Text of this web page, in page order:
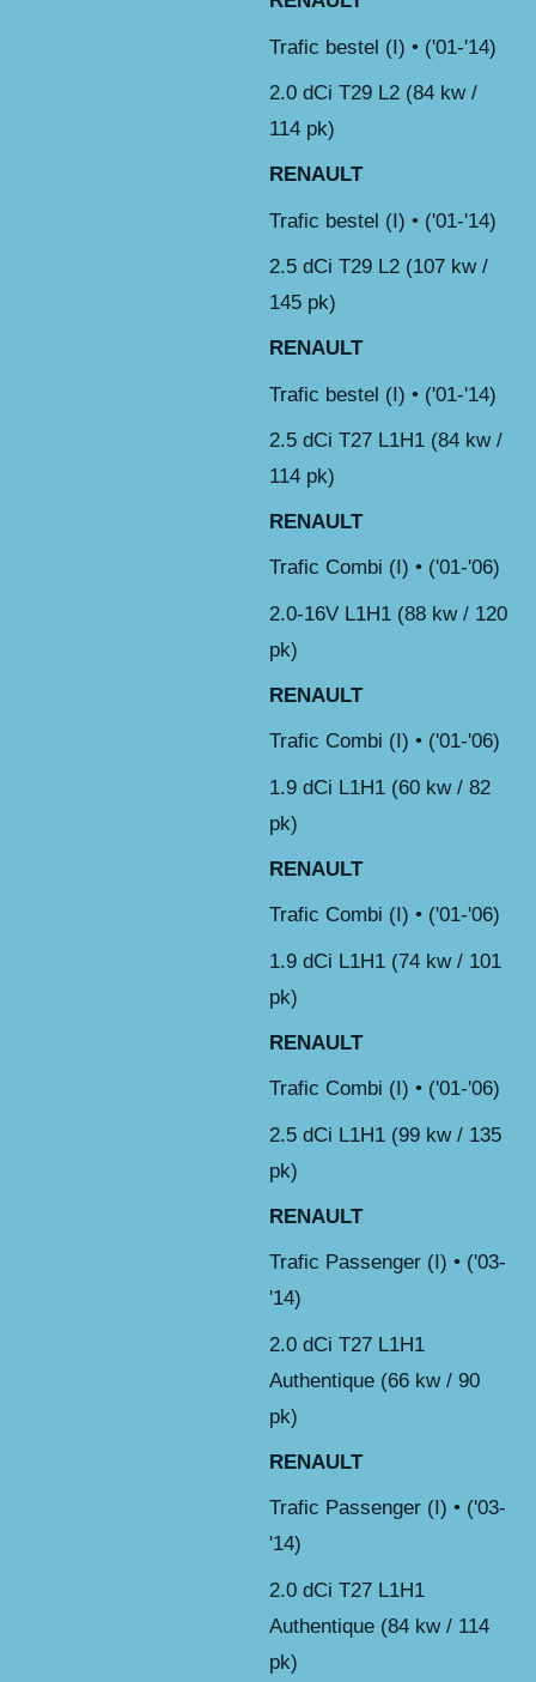
Trafic bestel (I) • ('01-'14)
2.0 dCi T29 L2 (84 kw /
114 pk)
RENAULT
Trafic bestel (I) • ('01-'14)
2.5 dCi T29 L2 (107 kw /
145 pk)
RENAULT
Trafic bestel (I) • ('01-'14)
2.5 dCi T27 L1H1 (84 kw /
114 pk)
RENAULT
Trafic Combi (I) • ('01-'06)
2.0-16V L1H1 (88 kw / 120
pk)
RENAULT
Trafic Combi (I) • ('01-'06)
1.9 dCi L1H1 (60 kw / 82
pk)
RENAULT
Trafic Combi (I) • ('01-'06)
1.9 dCi L1H1 (74 kw / 101
pk)
RENAULT
Trafic Combi (I) • ('01-'06)
2.5 dCi L1H1 (99 kw / 135
pk)
RENAULT
Trafic Passenger (I) • ('03-
'14)
2.0 dCi T27 L1H1
Authentique (66 kw / 90
pk)
RENAULT
Trafic Passenger (I) • ('03-
'14)
2.0 dCi T27 L1H1
Authentique (84 kw / 114
pk)